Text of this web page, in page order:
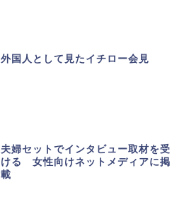
外国人として見たイチロー会見
夫婦セットでインタビュー取材を受
ける 女性向けネットメディアに掲
載